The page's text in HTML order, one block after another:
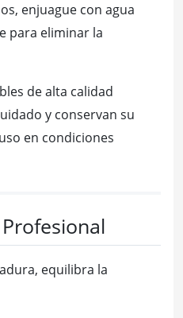
enjuague con agua
para eliminar la
de alta calidad
y conservan su
en condiciones
equilibra la